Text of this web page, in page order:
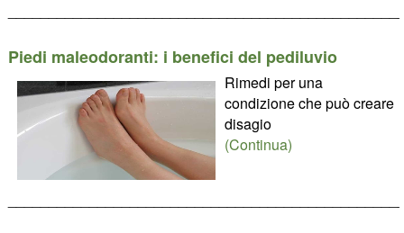
Piedi maleodoranti: i benefici del pediluvio
Rimedi per una
condizione che può creare
disagio
(Continua)